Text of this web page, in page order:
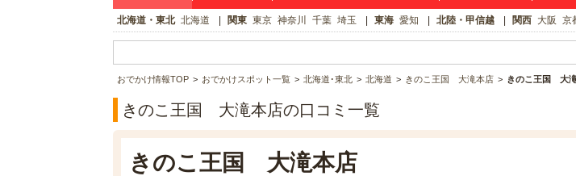
北海道・東北 北海道 関東 東京 神奈川 千葉 埼玉 東海 愛知 北陸・甲信越 関西 大阪 京
おでかけ情報TOP おでかけスポット一覧 北海道･東北 北海道 きのこ王国 大滝本店 きのこ王国 大
きのこ王国 大滝本店の口コミ一覧
きのこ王国 大滝本店